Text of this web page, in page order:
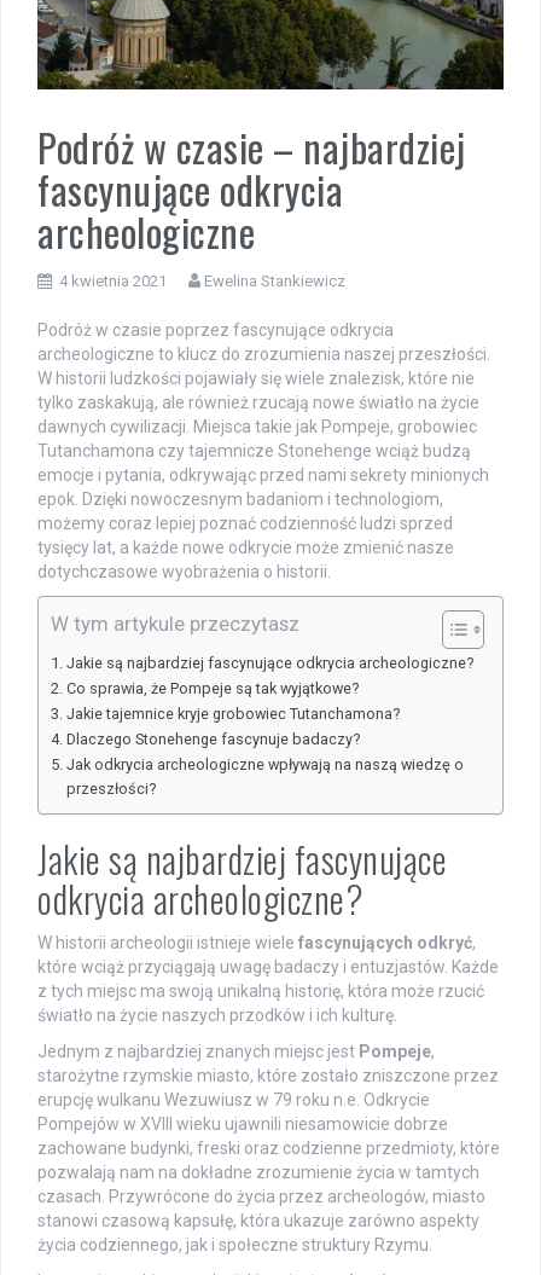
Podróż w czasie – najbardziej
fascynujące odkrycia
archeologiczne
4 kwietnia 2021 Ewelina Stankiewicz
Podróż w czasie poprzez fascynujące odkrycia
archeologiczne to klucz do zrozumienia naszej przeszłości.
W historii ludzkości pojawiały się wiele znalezisk, które nie
tylko zaskakują, ale również rzucają nowe światło na życie
dawnych cywilizacji. Miejsca takie jak Pompeje, grobowiec
Tutanchamona czy tajemnicze Stonehenge wciąż budzą
emocje i pytania, odkrywając przed nami sekrety minionych
epok. Dzięki nowoczesnym badaniom i technologiom,
możemy coraz lepiej poznać codzienność ludzi sprzed
tysięcy lat, a każde nowe odkrycie może zmienić nasze
dotychczasowe wyobrażenia o historii.
W tym artykule przeczytasz
Jakie są najbardziej fascynujące odkrycia archeologiczne?
Co sprawia, że Pompeje są tak wyjątkowe?
Jakie tajemnice kryje grobowiec Tutanchamona?
Dlaczego Stonehenge fascynuje badaczy?
Jak odkrycia archeologiczne wpływają na naszą wiedzę o
przeszłości?
Jakie są najbardziej fascynujące
odkrycia archeologiczne?
W historii archeologii istnieje wiele fascynujących odkryć,
które wciąż przyciągają uwagę badaczy i entuzjastów. Każde
z tych miejsc ma swoją unikalną historię, która może rzucić
światło na życie naszych przodków i ich kulturę.
Jednym z najbardziej znanych miejsc jest Pompeje,
starożytne rzymskie miasto, które zostało zniszczone przez
erupcję wulkanu Wezuwiusz w 79 roku n.e. Odkrycie
Pompejów w XVIII wieku ujawnili niesamowicie dobrze
zachowane budynki, freski oraz codzienne przedmioty, które
pozwalają nam na dokładne zrozumienie życia w tamtych
czasach. Przywrócone do życia przez archeologów, miasto
stanowi czasową kapsułę, która ukazuje zarówno aspekty
życia codziennego, jak i społeczne struktury Rzymu.